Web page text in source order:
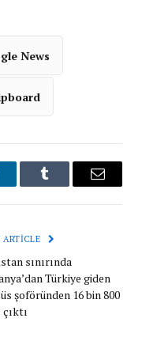
News
Tumblr Email
ARTICLE
sınırında
Türkiye giden
şoföründen 16 bin 800